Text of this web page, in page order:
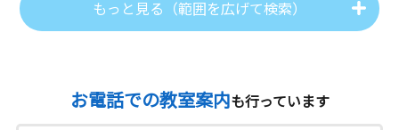
もっと見る（範囲を広げて検索）
お電話での教室案内も行っています